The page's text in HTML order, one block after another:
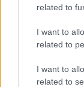
related to
I want to
related to
I want to
related to